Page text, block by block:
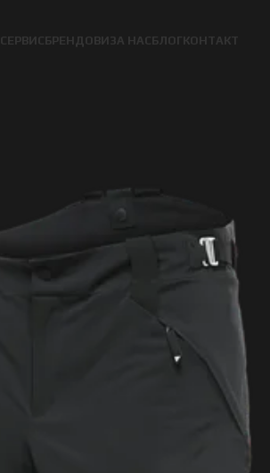
СЕРВИС БРЕНДОВИ ЗА НАС БЛОГКОНТАКТ